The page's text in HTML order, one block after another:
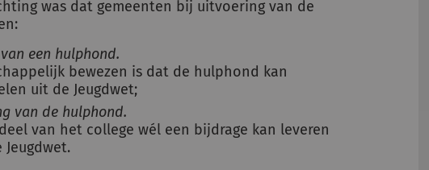
was dat gemeenten bij uitvoering van de
een hulphond.
bewezen is dat de hulphond kan
uit de Jeugdwet;
van de hulphond.
van het college wél een bijdrage kan leveren